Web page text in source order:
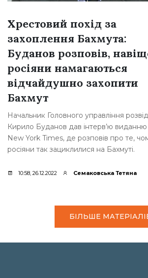
Хрестовий похід за
захоплення Бахмута:
Буданов розповів,
росіяни намагаються
відчайдушно захопити
Бахмут
Начальник Головного управління
Кирило Буданов дав інтерв’ю виданню
New York Times, де розповів про те,
росіяни так зациклилися на Бахмуті.
10:58, 26.12.2022 Семаковська Тетяна
БІЛЬШЕ